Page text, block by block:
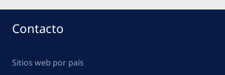
Contacto
Sitios web por país